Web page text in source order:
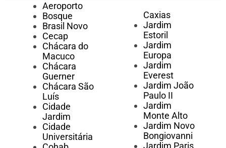
Aeroporto
Bosque
Brasil Novo
Cecap
Chácara do
Macuco
Chácara
Guerner
Chácara São
Luís
Cidade
Jardim
Cidade
Universitária
Caxias
Jardim
Estoril
Jardim
Europa
Jardim
Everest
Jardim João
Paulo II
Jardim
Monte Alto
Jardim Novo
Bongiovanni